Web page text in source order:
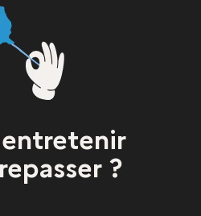
?